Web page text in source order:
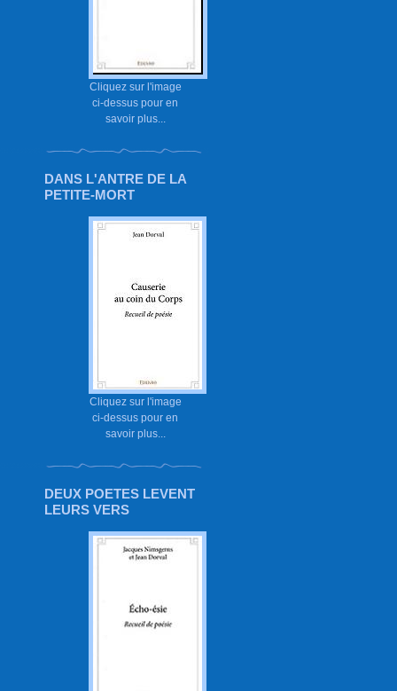
Cliquez sur l'image
ci-dessus pour en
savoir plus...
DANS L'ANTRE DE LA
PETITE-MORT
Cliquez sur l'image
ci-dessus pour en
savoir plus...
DEUX POETES LEVENT
LEURS VERS